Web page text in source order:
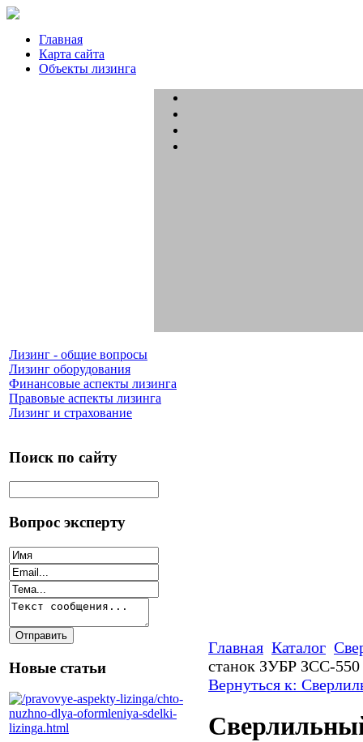
Главная
Карта сайта
Объекты лизинга
Лизинг - общие вопросы
Лизинг оборудования
Финансовые аспекты лизинга
Правовые аспекты лизинга
Лизинг и страхование
Поиск по сайту
Вопрос эксперту
Новые статьи
Главная Каталог
станок ЗУБР ЗСС-550
Вернуться к: